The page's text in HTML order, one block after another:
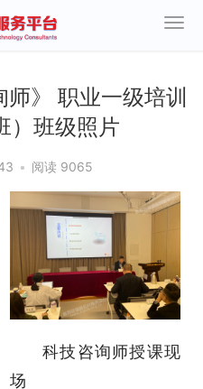
》 职业一级培训
）班级照片
• 阅读 9065
科技咨询师授课现
场